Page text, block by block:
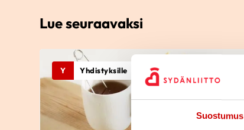
Suostumus
Lue seuraavaksi
Y Yhdistyksille